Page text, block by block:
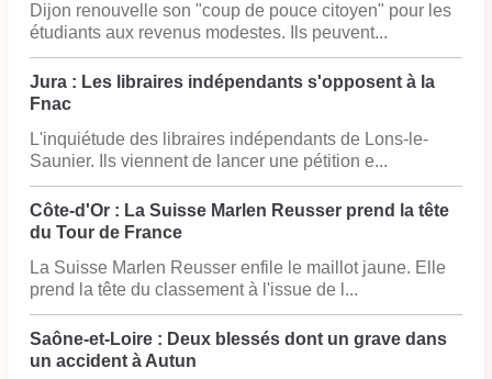
Dijon renouvelle son "coup de pouce citoyen" pour les
étudiants aux revenus modestes. Ils peuvent...
Jura : Les libraires indépendants s'opposent à la
Fnac
L'inquiétude des libraires indépendants de Lons-le-
Saunier. Ils viennent de lancer une pétition e...
Côte-d'Or : La Suisse Marlen Reusser prend la tête
du Tour de France
La Suisse Marlen Reusser enfile le maillot jaune. Elle
prend la tête du classement à l'issue de l...
Saône-et-Loire : Deux blessés dont un grave dans
un accident à Autun